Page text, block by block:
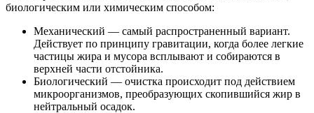
биологическим или химическим способом:
Механический — самый распространенный вариант.
Действует по принципу гравитации, когда более легкие
частицы жира и мусора всплывают и собираются в
верхней части отстойника.
Биологический — очистка происходит под действием
микроорганизмов, преобразующих скопившийся жир в
нейтральный осадок.